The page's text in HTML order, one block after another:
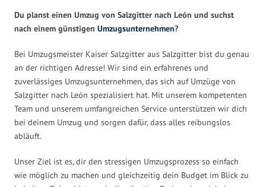
Du planst einen Umzug von Salzgitter nach León und suchst
nach einem günstigen Umzugsunternehmen?
Bei Umzugsmeister Kaiser Salzgitter aus Salzgitter bist du genau
an der richtigen Adresse! Wir sind ein erfahrenes und
zuverlässiges Umzugsunternehmen, das sich auf Umzüge von
Salzgitter nach León spezialisiert hat. Mit unserem kompetenten
Team und unserem umfangreichen Service unterstützen wir dich
bei deinem Umzug und sorgen dafür, dass alles reibungslos
abläuft.
Unser Ziel ist es, dir den stressigen Umzugsprozess so einfach
wie möglich zu machen und gleichzeitig dein Budget im Blick zu